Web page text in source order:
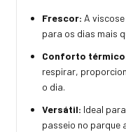
Frescor: A
para os dias mais
Conforto
respirar,
o dia.
Versátil: Ideal
passeio no parque